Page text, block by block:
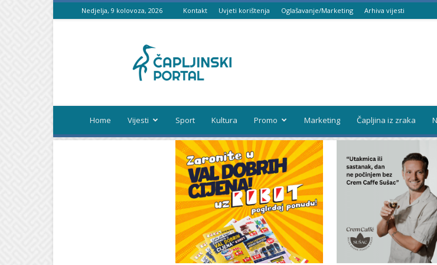
Nedjelja, 9 kolovoza, 2026 Kontakt Uvjeti korištenja Oglašavanje/Marketing Arhiva vijesti
portal
Home Vijesti Sport Kultura Promo Marketing Čapljina iz zraka